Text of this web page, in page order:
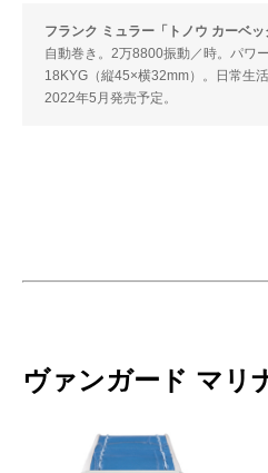
フランク ミュラー「トノウ カーベッ
自動巻き。2万8800振動／時。パワ
18KYG（縦45×横32mm）。日常生
2022年5月発売予定。
ヴァンガード マリ